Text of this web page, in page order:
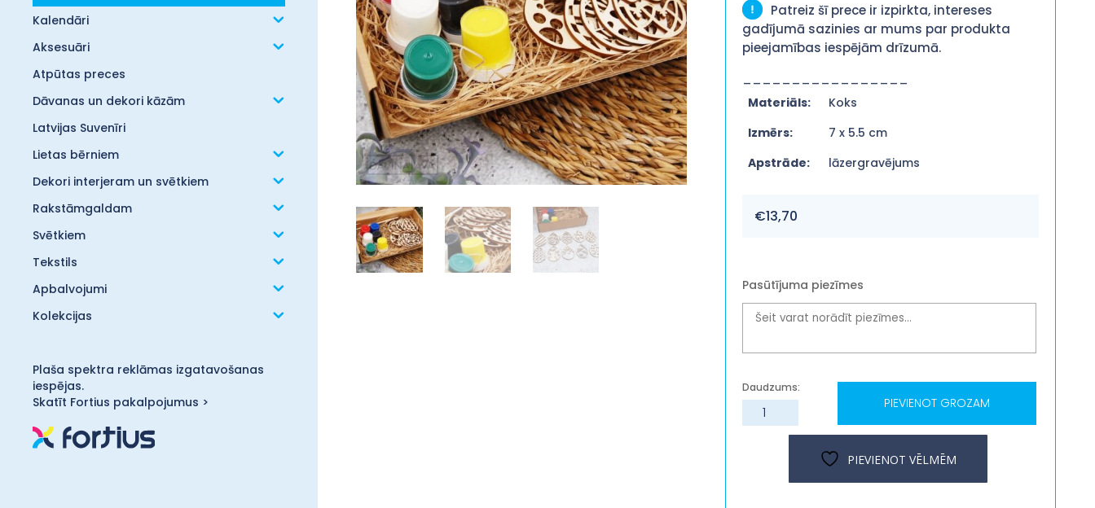
Kalendāri
Aksesuāri
Atpūtas preces
Dāvanas un dekori kāzām
Latvijas Suvenīri
Lietas bērniem
Dekori interjeram un svētkiem
Rakstāmgaldam
Svētkiem
Tekstils
Apbalvojumi
Kolekcijas
Plaša spektra reklāmas izgatavošanas
iespējas.
Skatīt Fortius pakalpojumus >
Patreiz šī prece ir izpirkta, intereses
gadījumā sazinies ar mums par produkta
pieejamības iespējām drīzumā.
Materiāls:
Koks
Izmērs:
7 x 5.5 cm
Apstrāde:
lāzergravējums
€13,70
Pasūtījuma piezīmes
Radošais
komplekts
PIEVIENOT GROZAM
PIEVIENOT VĒLMĒM